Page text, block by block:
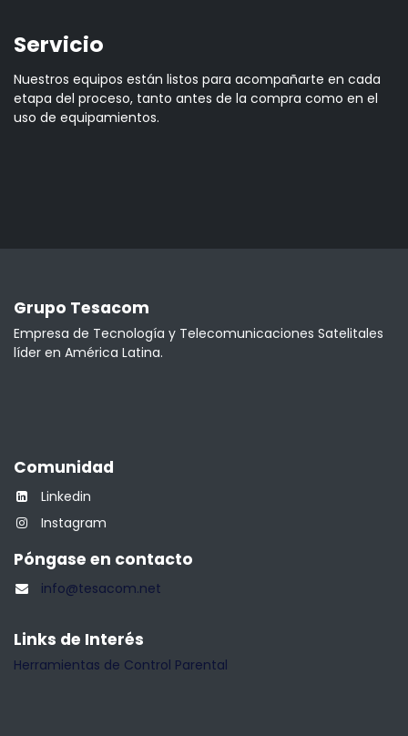
Servicio
Nuestros equipos están listos para acompañarte en cada
etapa del proceso, tanto antes de la compra como en el
uso de equipamientos.
Grupo Tesacom
Empresa de Tecnología y Telecomunicaciones Satelitales
líder en América Latina.
Comunidad
Linkedin
Instagram
Póngase en contacto
info@tesacom.net
Links de Interés
Herramientas de Control Parental